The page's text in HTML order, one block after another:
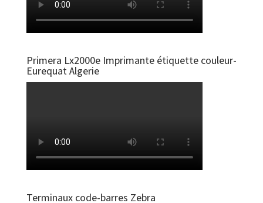
Primera Lx2000e Imprimante étiquette couleur-
Eurequat Algerie
Terminaux code-barres Zebra